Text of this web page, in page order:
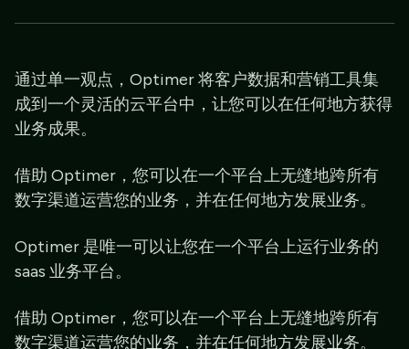
通过单一观点，Optimer 将客户数据和营销工具集
成到一个灵活的云平台中，让您可以在任何地方获得
业务成果。
借助 Optimer，您可以在一个平台上无缝地跨所有
数字渠道运营您的业务，并在任何地方发展业务。
Optimer 是唯一可以让您在一个平台上运行业务的
saas 业务平台。
借助 Optimer，您可以在一个平台上无缝地跨所有
数字渠道运营您的业务，并在任何地方发展业务。